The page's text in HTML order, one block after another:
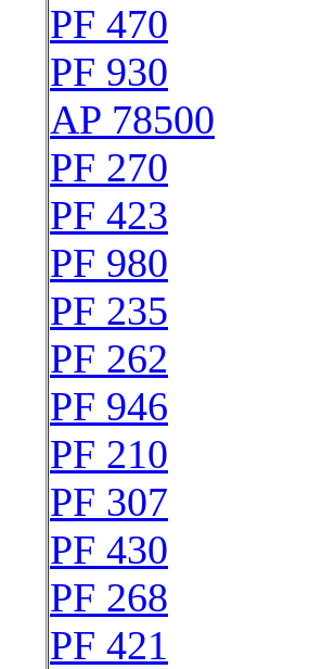
PF 470
PF 930
AP 78500
PF 270
PF 423
PF 980
PF 235
PF 262
PF 946
PF 210
PF 307
PF 430
PF 268
PF 421